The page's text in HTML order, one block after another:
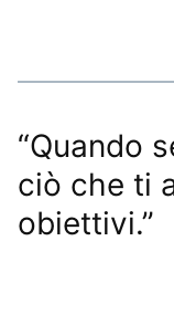
“Quando
ciò che ti
obiettivi.”